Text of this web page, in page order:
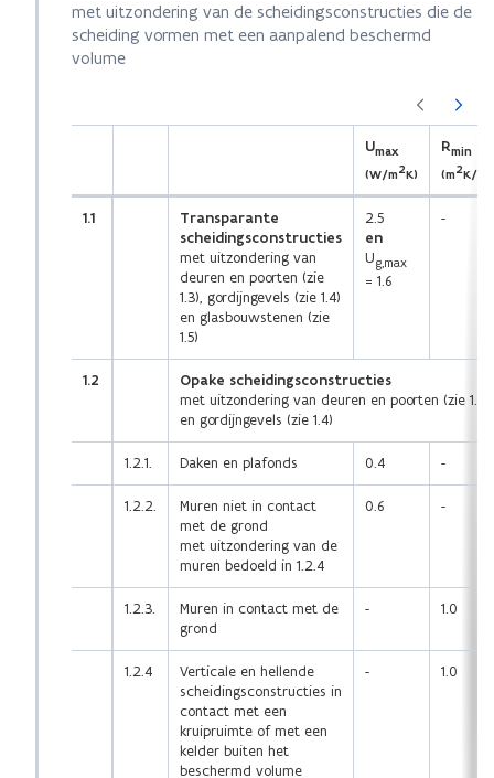
e
)
met uitzondering van de scheidingsconstructies die de
scheiding vormen met een aanpalend beschermd
volume
Umax
(W/m2K)
Rmin
(m2K/W)
1.1
Transparante
scheidingsconstructies
met uitzondering van
deuren en poorten (zie
1.3), gordijngevels (zie 1.4)
en glasbouwstenen (zie
1.5)
2.5
en
Ug,max
= 1.6
-
1.2
Opake scheidingsconstructies
met uitzondering van deuren en poorten (zie 1.3)
en gordijngevels (zie 1.4)
1.2.1. Daken en plafonds 0.4 -
1.2.2.
Muren niet in contact
met de grond
met uitzondering van de
muren bedoeld in 1.2.4
0.6 -
1.2.3.
Muren in contact met de
grond
- 1.0
1.2.4
Verticale en hellende
scheidingsconstructies in
contact met een
kruipruimte of met een
kelder buiten het
beschermd volume
- 1.0